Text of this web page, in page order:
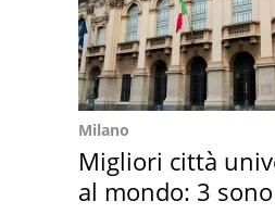
Milano
Migliori città
al mondo: 3